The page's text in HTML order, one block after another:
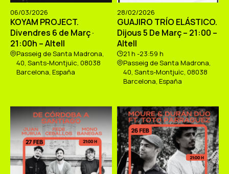
06/03/2026
KOYAM PROJECT.
Divendres 6 de Març ·
21:00h – Altell
Passeig de Santa Madrona,
40, Sants-Montjuïc, 08038
Barcelona, España
28/02/2026
GUAJIRO TRÍO ELÁSTICO.
Dijous 5 De Març – 21:00 –
Altell
21 h -23:59 h
Passeig de Santa Madrona,
40, Sants-Montjuïc, 08038
Barcelona, España